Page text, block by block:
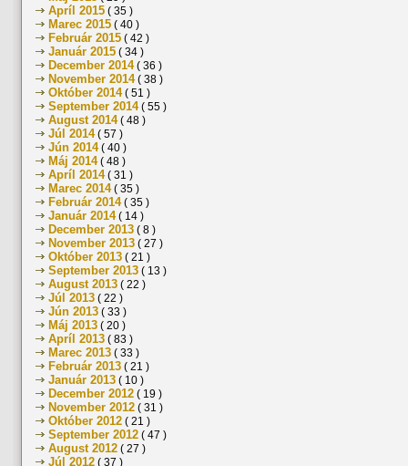
Apríl 2015 ( 35 )
Marec 2015 ( 40 )
Február 2015 ( 42 )
Január 2015 ( 34 )
December 2014( 36 )
November 2014( 38 )
Október 2014( 51 )
September 2014( 55 )
August 2014( 48 )
Júl 2014( 57 )
Jún 2014( 40 )
Máj 2014( 48 )
Apríl 2014( 31 )
Marec 2014( 35 )
Február 2014( 35 )
Január 2014( 14 )
December 2013 ( 8 )
November 2013 ( 27 )
Október 2013 ( 21 )
September 2013 ( 13 )
August 2013 ( 22 )
Júl 2013 ( 22 )
Jún 2013 ( 33 )
Máj 2013 ( 20 )
Apríl 2013 ( 83 )
Marec 2013 ( 33 )
Február 2013 ( 21 )
Január 2013 ( 10 )
December 2012 ( 19 )
November 2012 ( 31 )
Október 2012 ( 21 )
September 2012 ( 47 )
August 2012 ( 27 )
Júl 2012 ( 37 )